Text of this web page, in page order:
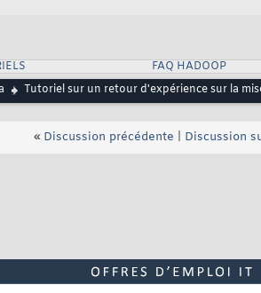
FAQ HADOOP
Tutoriel sur un retour d'expérience sur la
« Discussion précédente Discussion